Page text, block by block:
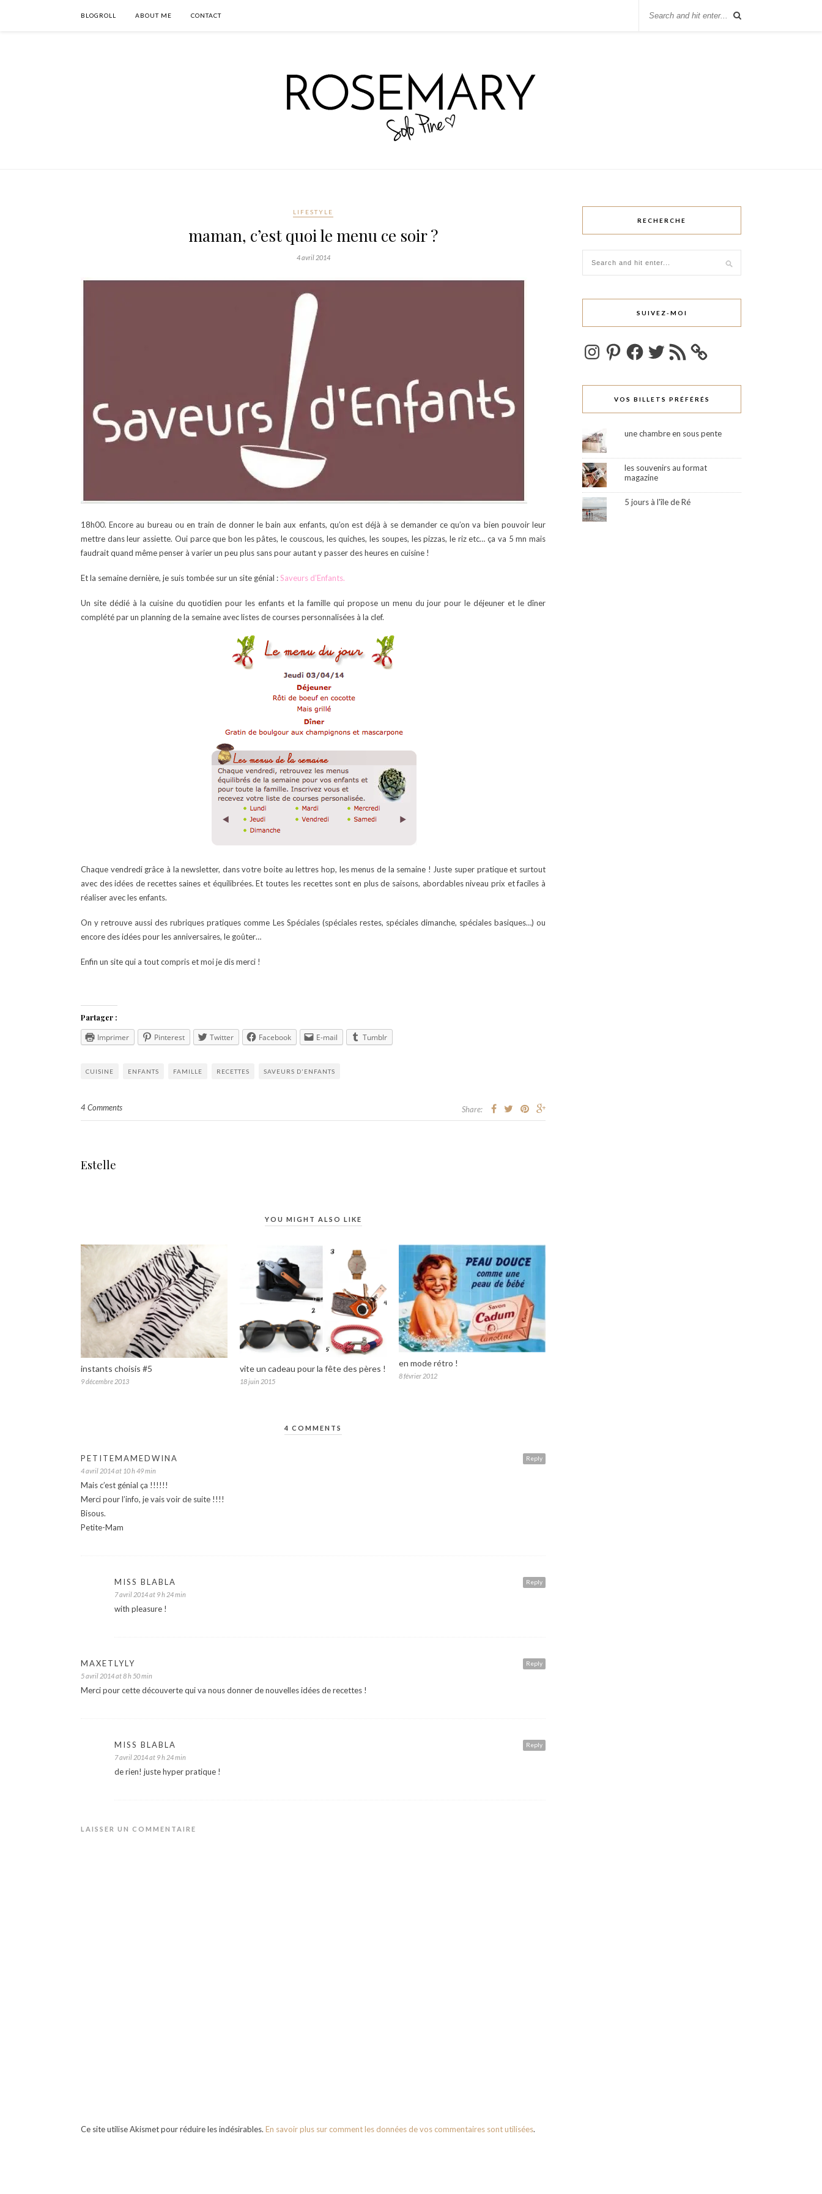
BLOGROLL ABOUT ME CONTACT
LIFESTYLE
maman, c’est quoi le menu ce soir ?
4 avril 2014
18h00. Encore au bureau ou en train de donner le bain aux enfants, qu’on est déjà à se demander ce qu’on va bien pouvoir leur
mettre dans leur assiette. Oui parce que bon les pâtes, le couscous, les quiches, les soupes, les pizzas, le riz etc… ça va 5 mn mais
faudrait quand même penser à varier un peu plus sans pour autant y passer des heures en cuisine !
Et la semaine dernière, je suis tombée sur un site génial :Saveurs d’Enfants.
Un site dédié à la cuisine du quotidien pour les enfants et la famille qui propose un menu du jour pour le déjeuner et le dîner
complété par un planning de la semaine avec listes de courses personnalisées à la clef.
Chaque vendredi grâce à la newsletter, dans votre boite au lettres hop, les menus de la semaine ! Juste super pratique et surtout
avec des idées de recettes saines et équilibrées. Et toutes les recettes sont en plus de saisons, abordables niveau prix et faciles à
réaliser avec les enfants.
On y retrouve aussi des rubriques pratiques comme Les Spéciales (spéciales restes, spéciales dimanche, spéciales basiques…) ou
encore des idées pour les anniversaires, le goûter…
Enfin un site qui a tout compris et moi je dis merci !
Partager :
Imprimer Pinterest Twitter Facebook E-mail Tumblr
CUISINE ENFANTS FAMILLE RECETTES SAVEURS D'ENFANTS
4 Comments Share:
Estelle
YOU MIGHT ALSO LIKE
instants choisis #5
9 décembre 2013
vite un cadeau pour la fête des pères !
18 juin 2015
en mode rétro !
8 février 2012
4 COMMENTS
Reply
PETITEMAMEDWINA
4 avril 2014 at 10 h 49 min
Mais c’est génial ça !!!!!!
Merci pour l’info, je vais voir de suite !!!!
Bisous.
Petite-Mam
Reply
MISS BLABLA
7 avril 2014 at 9 h 24 min
with pleasure !
Reply
MAXETLYLY
5 avril 2014 at 8 h 50 min
Merci pour cette découverte qui va nous donner de nouvelles idées de recettes !
Reply
MISS BLABLA
7 avril 2014 at 9 h 24 min
de rien! juste hyper pratique !
LAISSER UN COMMENTAIRE
Ce site utilise Akismet pour réduire les indésirables. En savoir plus sur comment les données de vos commentaires sont utilisées.
RECHERCHE
SUIVEZ-MOI
InstagramPinterestFacebookTwitterFlux
RSS
VOS BILLETS PRÉFÉRÉS
une chambre en sous pente
les souvenirs au format
magazine
5 jours à l'île de Ré